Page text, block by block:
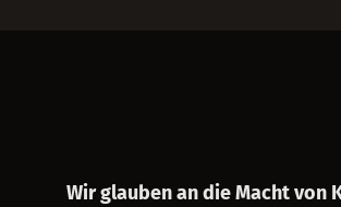
Wir glauben an die Macht von